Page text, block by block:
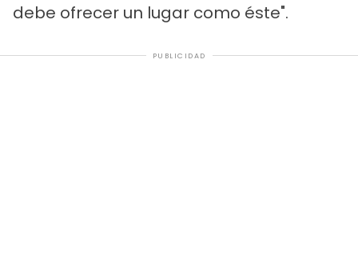
debe ofrecer un lugar como éste".
PUBLICIDAD